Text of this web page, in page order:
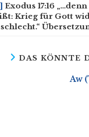
Exodus 17:16
Krieg für Gott
DAS KÖNNTE
Aw